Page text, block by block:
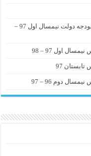
دانلود رایگان نمونه سوال اصول تنظیم و کنترل بودجه دولت نیمسال اول 97 –
اول 97 – 98
97
دوم 96 – 97